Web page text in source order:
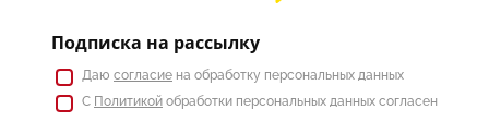
Подписка на рассылку
Даю согласие на обработку персональных данных
С Политикой обработки персональных данных согласен